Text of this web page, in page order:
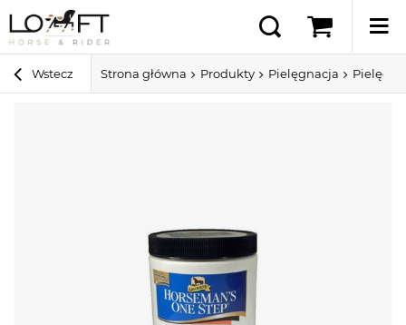
Wstecz Strona główna Produkty Pielęgnacja